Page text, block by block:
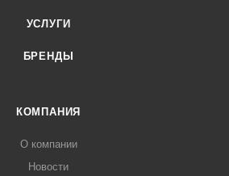
УСЛУГИ
БРЕНДЫ
КОМПАНИЯ
О компании
Новости